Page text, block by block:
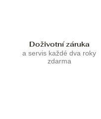
Doživotní záruka
a servis každé dva roky
zdarma